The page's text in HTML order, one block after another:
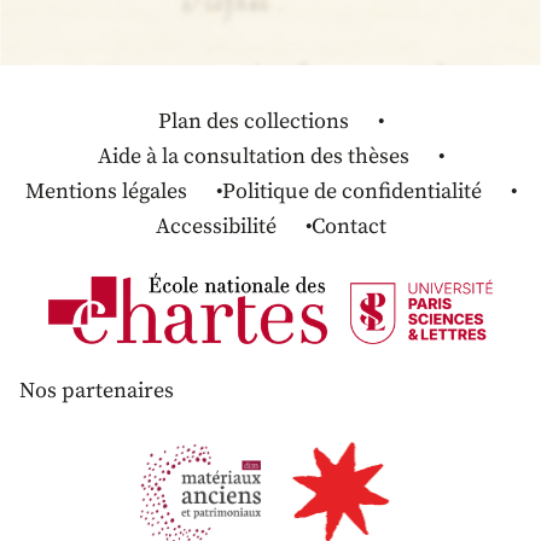
Plan des collections
Aide à la consultation des thèses
Mentions légales
Politique de confidentialité
Accessibilité
Contact
Nos partenaires